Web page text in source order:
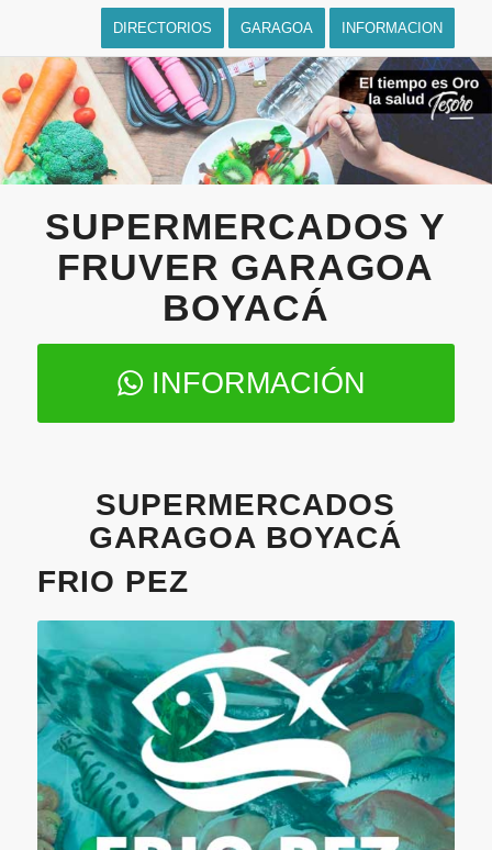
DIRECTORIOS GARAGOA INFORMACION
SUPERMERCADOS Y
FRUVER GARAGOA
BOYACÁ
INFORMACIÓN
SUPERMERCADOS
GARAGOA BOYACÁ
FRIO PEZ